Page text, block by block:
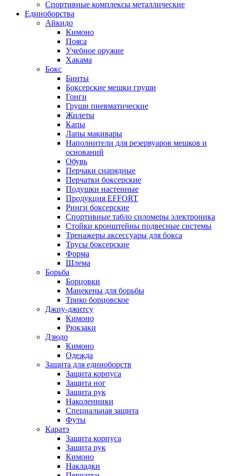
Спортивные комплексы металлические
Единоборства
Айкидо
Кимоно
Пояса
Учебное оружие
Хакама
Бокс
Бинты
Боксерские мешки груши
Гонги
Груши пневматические
Жилеты
Капы
Лапы макивары
Наполнители для резервуаров мешков и
оснований
Обувь
Перчаки снарядные
Перчатки боксерские
Подушки настенные
Продукция EFFORT
Ринги боксерские
Спортивные табло силомеры электроника
Стойки кронштейны подвесные системы
Тренажеры аксессуары для бокса
Трусы боксерские
Форма
Шлема
Борьба
Борцовки
Манекены для борьбы
Трико борцовское
Джиу-джитсу
Кимоно
Рюкзаки
Дзюдо
Кимоно
Одежда
Защита для единоборств
Защита корпуса
Защита ног
Защита рук
Наколенники
Специальная защита
Футы
Каратэ
Защита корпуса
Защита рук
Кимоно
Накладки